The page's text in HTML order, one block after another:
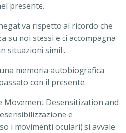
presente.
rispetto al ricordo che
su noi stessi e ci accompagna
situazioni simili.
memoria autobiografica
con il presente.
Movement Desensitization and
e
i movimenti oculari) si avvale